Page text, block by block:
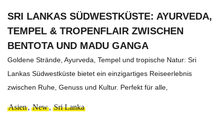
SRI LANKAS SÜDWESTKÜSTE: AYURVEDA,
TEMPEL & TROPENFLAIR ZWISCHEN
BENTOTA UND MADU GANGA
Goldene Strände, Ayurveda, Tempel und tropische Natur: Sri
Lankas Südwestküste bietet ein einzigartiges Reiseerlebnis
zwischen Ruhe, Genuss und Kultur. Perfekt für alle,
Asien, New, Sri Lanka